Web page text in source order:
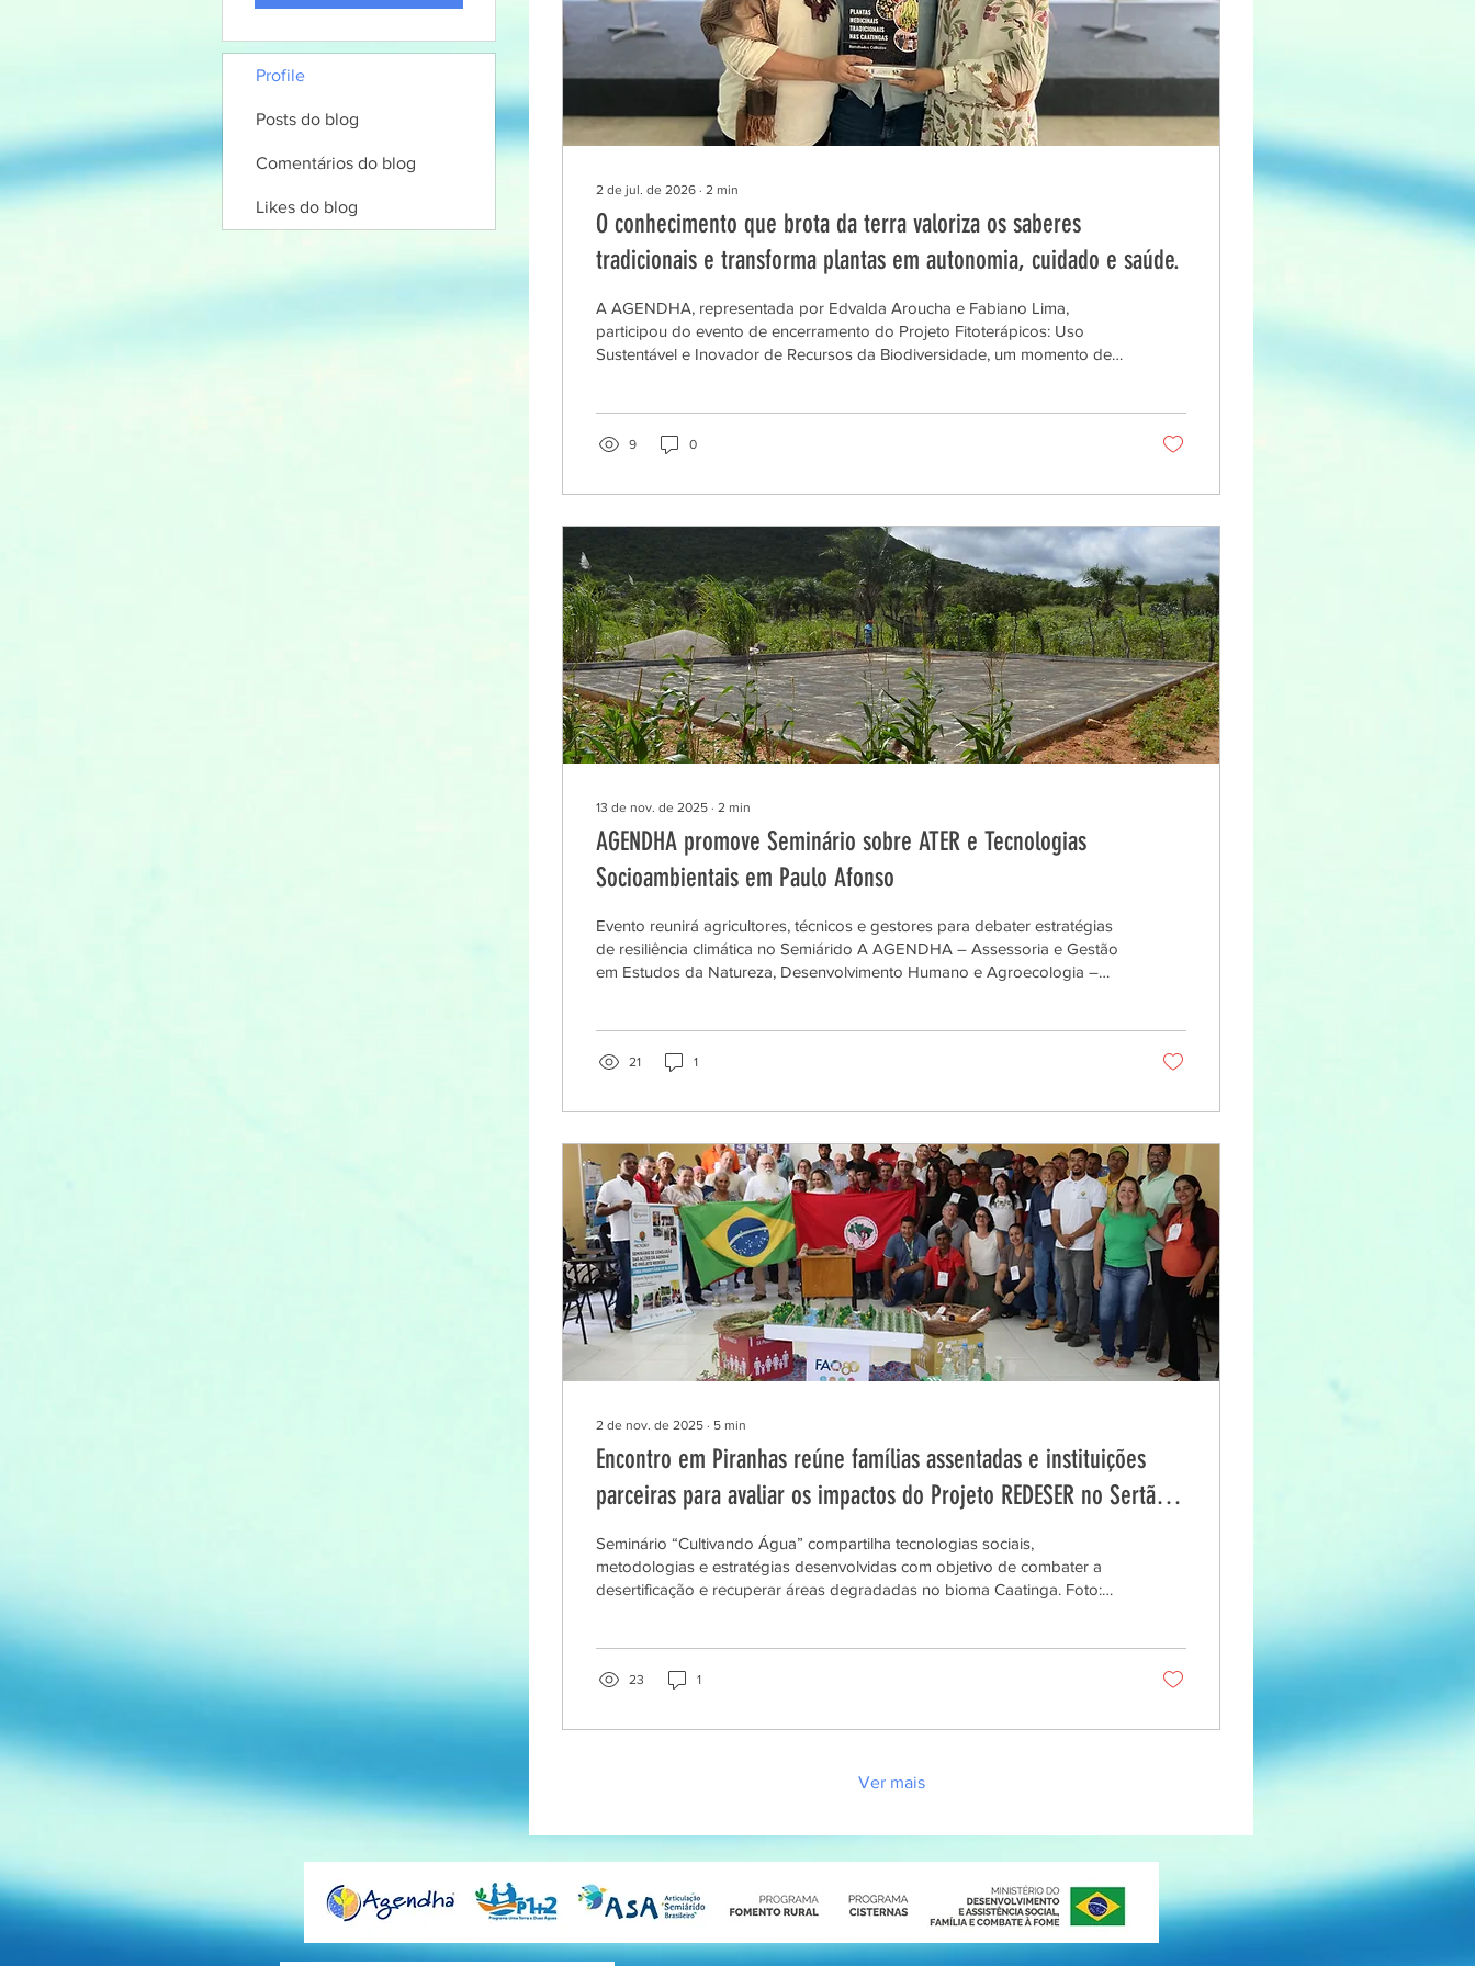
2 de jul. de 2026 ∙ 2 min
O conhecimento que brota da terra valoriza os saberes
tradicionais e transforma plantas em autonomia, cuidado e saúde.
A AGENDHA, representada por Edvalda Aroucha e Fabiano Lima,
participou do evento de encerramento do Projeto Fitoterápicos: Uso
Sustentável e Inovador de Recursos da Biodiversidade, um momento de
como missão promover o uso sustentável, acessível e inovador de plantas
9 0
13 de nov. de 2025 ∙ 2 min
AGENDHA promove Seminário sobre ATER e Tecnologias
Socioambientais em Paulo Afonso
Evento reunirá agricultores, técnicos e gestores para debater estratégias
de resiliência climática no Semiárido A AGENDHA – Assessoria e Gestão
em Estudos da Natureza, Desenvolvimento Humano e Agroecologia –
Estado da Bahia (UNEB), em Paulo Afonso (BA). A iniciativa tem o apoio
21 1
2 de nov. de 2025 ∙ 5 min
Encontro em Piranhas reúne famílias assentadas e instituições
parceiras para avaliar os impactos do Projeto REDESER no Sertão
de Alagoas
Seminário “Cultivando Água” compartilha tecnologias sociais,
metodologias e estratégias desenvolvidas com objetivo de combater a
desertificação e recuperar áreas degradadas no bioma Caatinga. Foto:
Aluviões da Sociobiodiversidade), 30 RAMPAS (Reservas Agroecológicas
23 1
Ver mais
Profile
Posts do blog
Comentários do blog
Likes do blog